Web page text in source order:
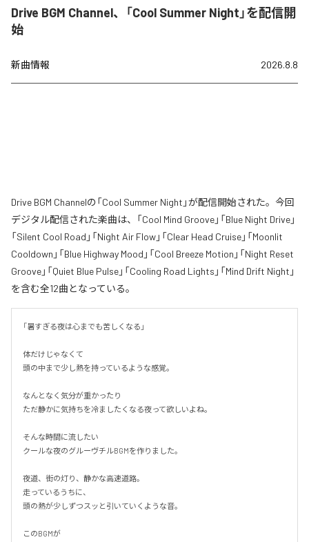
Drive BGM Channel、「Cool Summer Night」を配信開
始
新曲情報 2026.8.8
Drive BGM Channelの「Cool Summer Night」が配信開始された。今回
デジタル配信された楽曲は、「Cool Mind Groove」「Blue Night Drive」
「Silent Cool Road」「Night Air Flow」「Clear Head Cruise」「Moonlit
Cooldown」「Blue Highway Mood」「Cool Breeze Motion」「Night Reset
Groove」「Quiet Blue Pulse」「Cooling Road Lights」「Mind Drift Night」
を含む全12曲となっている。
「暑すぎる夜は心までも苦しくなる」
体だけじゃなくて
頭の中まで少し熱を持っているような感覚。
なんとなく気分が重かったり
ただ静かに気持ちを冷ましたくなる夜って欲しいよね。
そんな時間に流したい
クールな夜のグルーヴチルBGMを作りました。
夜道、街の灯り、静かな高速道路。
走っているうちに、
頭の熱が少しずつスッと引いていくような音。
このBGMが